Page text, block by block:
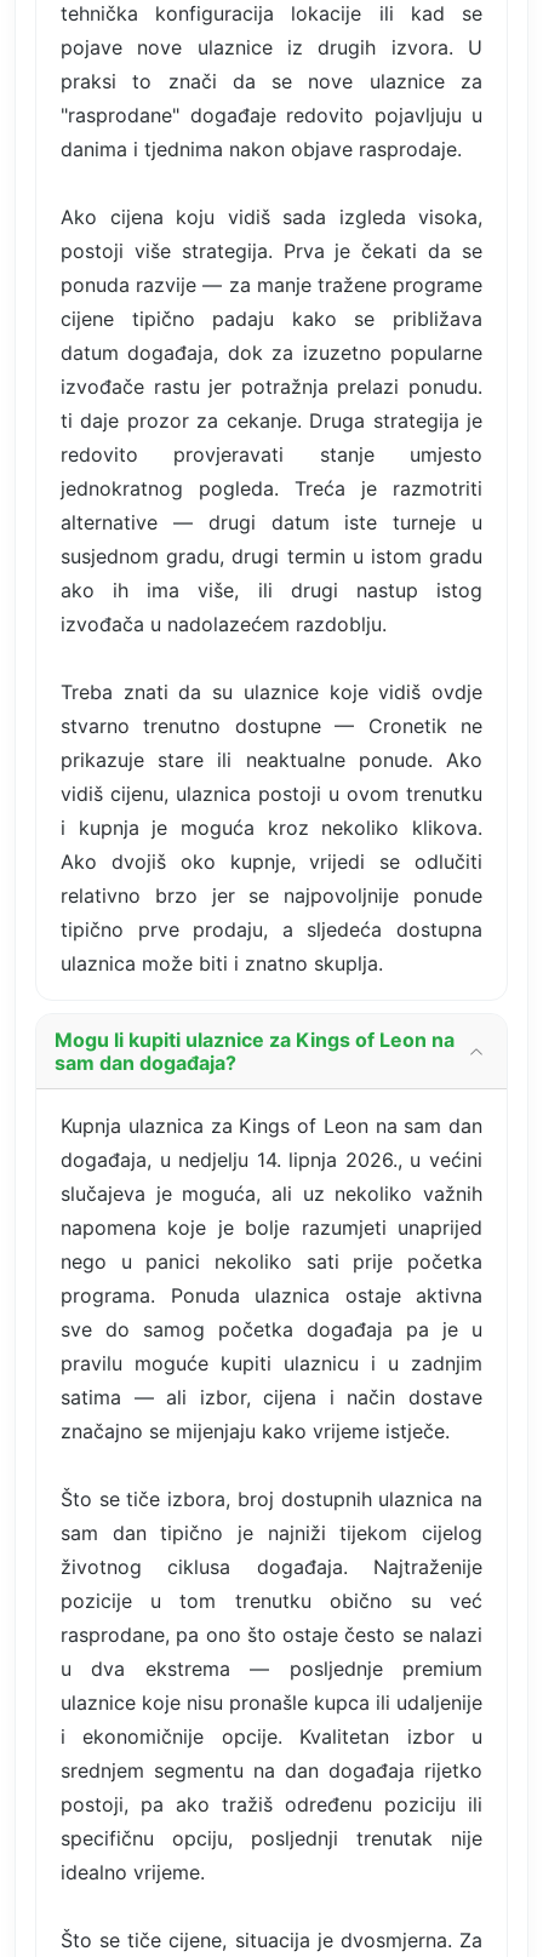
tehnička konfiguracija lokacije ili kad se
pojave nove ulaznice iz drugih izvora. U
praksi to znači da se nove ulaznice za
"rasprodane" događaje redovito pojavljuju u
danima i tjednima nakon objave rasprodaje.
Ako cijena koju vidiš sada izgleda visoka,
postoji više strategija. Prva je čekati da se
ponuda razvije — za manje tražene programe
cijene tipično padaju kako se približava
datum događaja, dok za izuzetno popularne
izvođače rastu jer potražnja prelazi ponudu.
ti daje prozor za cekanje. Druga strategija je
redovito provjeravati stanje umjesto
jednokratnog pogleda. Treća je razmotriti
alternative — drugi datum iste turneje u
susjednom gradu, drugi termin u istom gradu
ako ih ima više, ili drugi nastup istog
izvođača u nadolazećem razdoblju.
Treba znati da su ulaznice koje vidiš ovdje
stvarno trenutno dostupne — Cronetik ne
prikazuje stare ili neaktualne ponude. Ako
vidiš cijenu, ulaznica postoji u ovom trenutku
i kupnja je moguća kroz nekoliko klikova.
Ako dvojiš oko kupnje, vrijedi se odlučiti
relativno brzo jer se najpovoljnije ponude
tipično prve prodaju, a sljedeća dostupna
ulaznica može biti i znatno skuplja.
Mogu li kupiti ulaznice za Kings of Leon na
sam dan događaja?
Kupnja ulaznica za Kings of Leon na sam dan
događaja, u nedjelju 14. lipnja 2026., u većini
slučajeva je moguća, ali uz nekoliko važnih
napomena koje je bolje razumjeti unaprijed
nego u panici nekoliko sati prije početka
programa. Ponuda ulaznica ostaje aktivna
sve do samog početka događaja pa je u
pravilu moguće kupiti ulaznicu i u zadnjim
satima — ali izbor, cijena i način dostave
značajno se mijenjaju kako vrijeme istječe.
Što se tiče izbora, broj dostupnih ulaznica na
sam dan tipično je najniži tijekom cijelog
životnog ciklusa događaja. Najtraženije
pozicije u tom trenutku obično su već
rasprodane, pa ono što ostaje često se nalazi
u dva ekstrema — posljednje premium
ulaznice koje nisu pronašle kupca ili udaljenije
i ekonomičnije opcije. Kvalitetan izbor u
srednjem segmentu na dan događaja rijetko
postoji, pa ako tražiš određenu poziciju ili
specifičnu opciju, posljednji trenutak nije
idealno vrijeme.
Što se tiče cijene, situacija je dvosmjerna. Za